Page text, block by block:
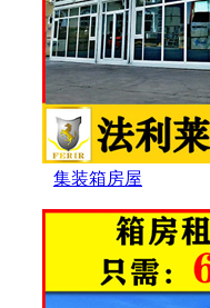
集装箱房屋